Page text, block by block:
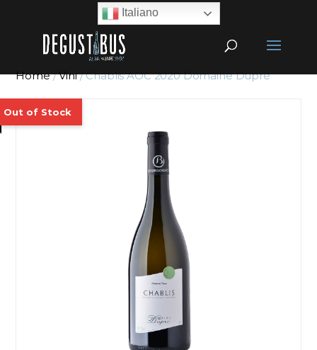
Home/Vini/ Chablis AOC 2020 Domaine Dupré
Italiano